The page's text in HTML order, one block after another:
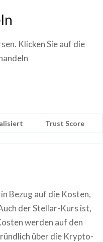
Klicken Sie auf die
Trust Score
Bezug auf die Kosten,
der Stellar-Kurs ist,
werden auf den
über die Krypto-